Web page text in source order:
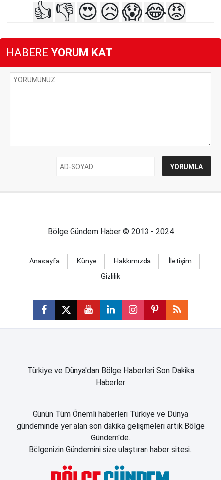
👍 👎 😍😥😱😂😡
HABERE YORUM KAT
Bölge Gündem Haber © 2013 - 2024
Anasayfa Künye Hakkımızda
İletişim
Gizlilik
Türkiye ve Dünya'dan Bölge Haberleri Son Dakika
Haberler
Günün Tüm Önemli haberleri Türkiye ve Dünya
gündeminde yer alan son dakika gelişmeleri artık Bölge
Gündem'de.
Bölgenizin Gündemini size ulaştıran haber sitesi..